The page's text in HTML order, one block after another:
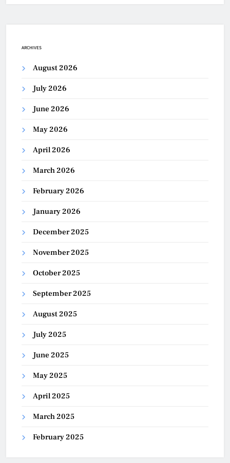
ARCHIVES
August 2026
July 2026
June 2026
May 2026
April 2026
March 2026
February 2026
January 2026
December 2025
November 2025
October 2025
September 2025
August 2025
July 2025
June 2025
May 2025
April 2025
March 2025
February 2025